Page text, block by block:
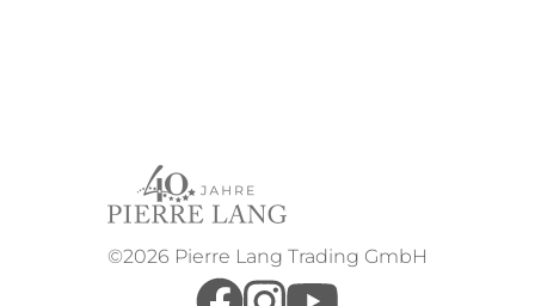
©2026 Pierre Lang Trading GmbH